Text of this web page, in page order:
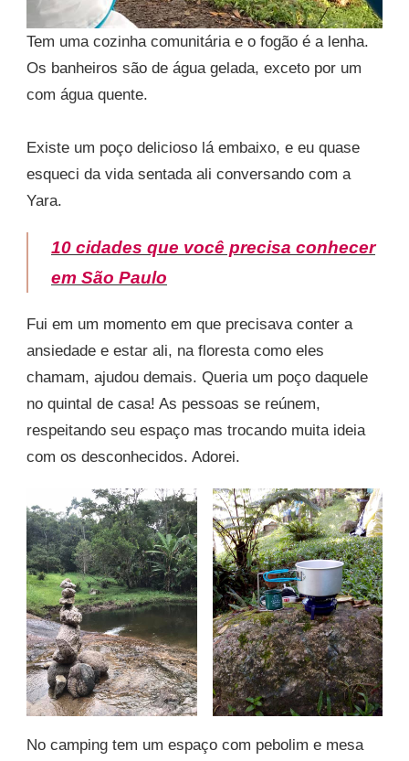
Tem uma cozinha comunitária e o fogão é a lenha.
Os banheiros são de água gelada, exceto por um
com água quente.
Existe um poço delicioso lá embaixo, e eu quase
esqueci da vida sentada ali conversando com a
Yara.
10 cidades que você precisa conhecer
em São Paulo
Fui em um momento em que precisava conter a
ansiedade e estar ali, na floresta como eles
chamam, ajudou demais. Queria um poço daquele
no quintal de casa! As pessoas se reúnem,
respeitando seu espaço mas trocando muita ideia
com os desconhecidos. Adorei.
No camping tem um espaço com pebolim e mesa